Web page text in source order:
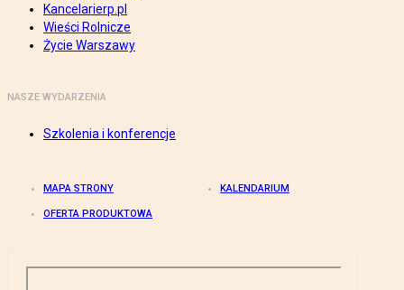
Kancelarierp.pl
Wieści Rolnicze
Życie Warszawy
NASZE WYDARZENIA
Szkolenia i konferencje
MAPA STRONY KALENDARIUM
OFERTA PRODUKTOWA